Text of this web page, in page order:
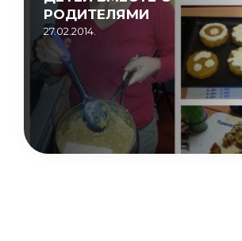
РОДИТЕЛЯМИ
27.02.2014.